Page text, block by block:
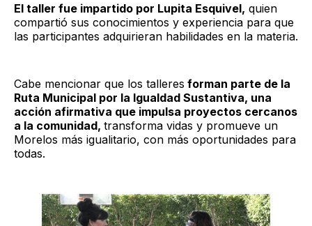
El taller fue impartido por Lupita Esquivel, quien
compartió sus conocimientos y experiencia para que
las participantes adquirieran habilidades en la materia.
Cabe mencionar que los talleres forman parte de la
Ruta Municipal por la Igualdad Sustantiva, una
acción afirmativa que impulsa proyectos cercanos
a la comunidad, transforma vidas y promueve un
Morelos más igualitario, con más oportunidades para
todas.